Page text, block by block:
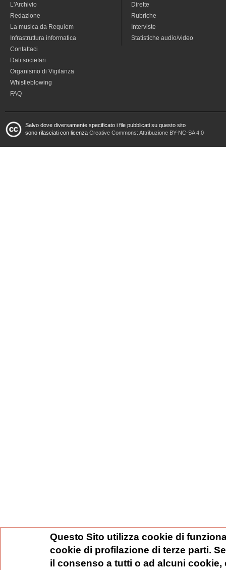
L'Archivio
Redazione
La musica da Requiem
Infrastruttura informatica
Contattaci
Dati societari
Organismo di Vigilanza
Whistleblowing
FAQ
Dirette
Rubriche
Interviste
Statistiche audio/video
Salvo dove diversamente specificato i file pubblicati su questo sito
sono rilasciati con licenza Creative Commons: Attribuzione BY-NC-SA 4.0
Questo Sito utilizza cookie di
cookie di profilazione di terze parti.
il consenso a tutti o ad alcuni